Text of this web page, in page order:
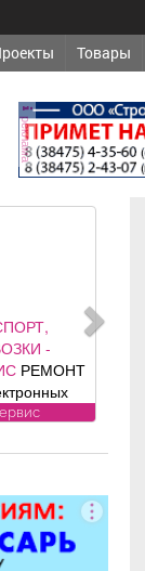
Товары
реклама
УСЛУГИ -
СТИРКА
ковров,
круглый год,
и привезем
скидка
ковер»).
стирка